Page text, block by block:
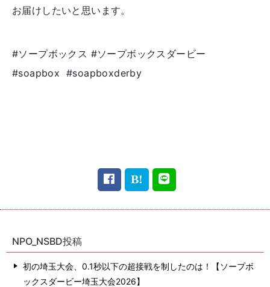
お届けしたいと思います。
#ソープボックス #ソープボックスダービー
#soapbox #soapboxderby
NPO_NSBD投稿
初の埼玉大会、0.1秒以下の超接戦を制したのは！【ソープボ
ックスダービー埼玉大会2026】